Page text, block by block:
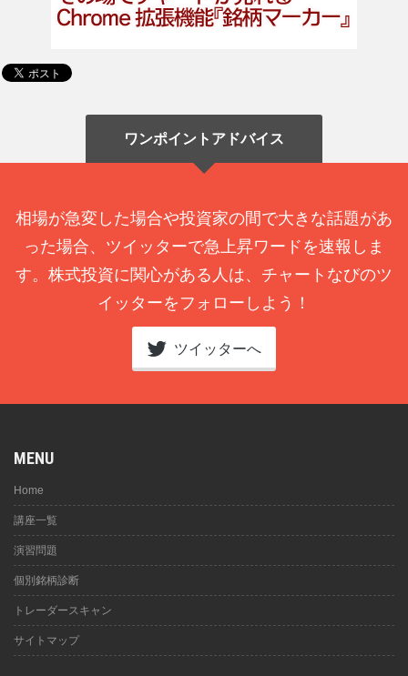
ワンポイントアドバイス
相場が急変した場合や投資家の間で大きな話題があ
った場合、ツイッターで急上昇ワードを速報しま
す。株式投資に関心がある人は、チャートなびのツ
イッターをフォローしよう！
ツイッターへ
MENU
Home
講座一覧
演習問題
個別銘柄診断
トレーダースキャン
サイトマップ